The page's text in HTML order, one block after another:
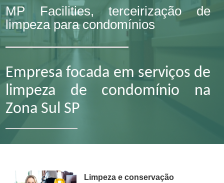
MP Facilities, terceirização de
limpeza para condomínios
Empresa focada em serviços de
limpeza de condomínio na
Zona Sul SP
Limpeza e conservação